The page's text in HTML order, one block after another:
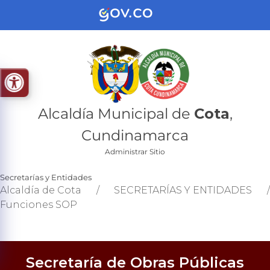
Alcaldía Municipal de Cota,
Cundinamarca
Administrar Sitio
Secretarías y Entidades
Alcaldía de Cota / SECRETARÍAS Y ENTIDADES /
Funciones SOP
Secretaría de Obras Públicas